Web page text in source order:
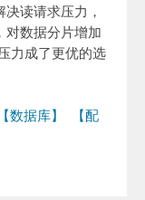
读请求压力，
对数据分片增加
力成了更优的选
【数据库】
【配